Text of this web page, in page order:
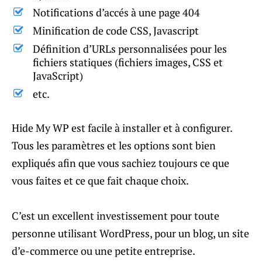
Notifications d’accés à une page 404
Minification de code CSS, Javascript
Définition d’URLs personnalisées pour les
fichiers statiques (fichiers images, CSS et
JavaScript)
etc.
Hide My WP est facile à installer et à configurer.
Tous les paramètres et les options sont bien
expliqués afin que vous sachiez toujours ce que
vous faites et ce que fait chaque choix.
C’est un excellent investissement pour toute
personne utilisant WordPress, pour un blog, un site
d’e-commerce ou une petite entreprise.